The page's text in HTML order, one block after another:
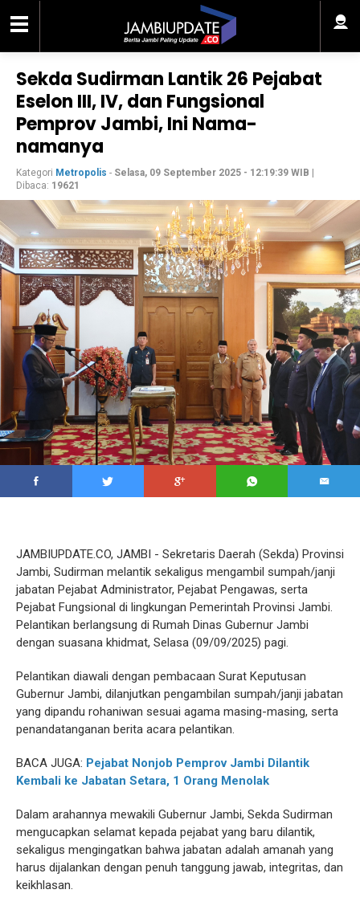
Sekda Sudirman Lantik 26 Pejabat
Eselon III, IV, dan Fungsional
Pemprov Jambi, Ini Nama-
namanya
Kategori Metropolis - Selasa, 09 September 2025 - 12:19:39 WIB
Dibaca: 19621
JAMBIUPDATE.CO, JAMBI - Sekretaris Daerah (Sekda) Provinsi
Jambi, Sudirman melantik sekaligus mengambil sumpah/janji
jabatan Pejabat Administrator, Pejabat Pengawas, serta
Pejabat Fungsional di lingkungan Pemerintah Provinsi Jambi.
Pelantikan berlangsung di Rumah Dinas Gubernur Jambi
dengan suasana khidmat, Selasa (09/09/2025) pagi.
Pelantikan diawali dengan pembacaan Surat Keputusan
Gubernur Jambi, dilanjutkan pengambilan sumpah/janji jabatan
yang dipandu rohaniwan sesuai agama masing-masing, serta
penandatanganan berita acara pelantikan.
BACA JUGA: Pejabat Nonjob Pemprov Jambi Dilantik
Kembali ke Jabatan Setara, 1 Orang Menolak
Dalam arahannya mewakili Gubernur Jambi, Sekda Sudirman
mengucapkan selamat kepada pejabat yang baru dilantik,
sekaligus mengingatkan bahwa jabatan adalah amanah yang
harus dijalankan dengan penuh tanggung jawab, integritas, dan
keikhlasan.